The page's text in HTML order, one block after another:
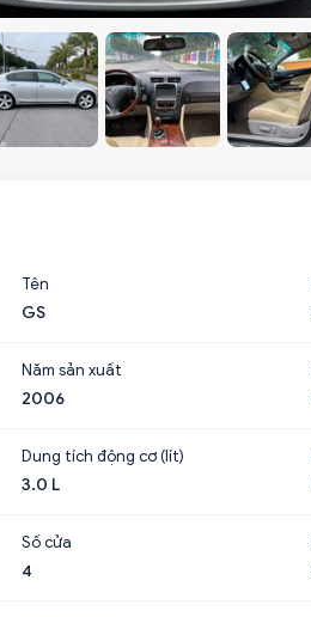
Tên
GS
Năm sản xuất
2006
Dung tích động cơ (lít)
3.0 L
Số cửa
4